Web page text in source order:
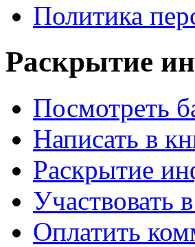
Политика
Раскрытие
Посмотреть
Написать в
Раскрытие
Участвовать
Оплатить